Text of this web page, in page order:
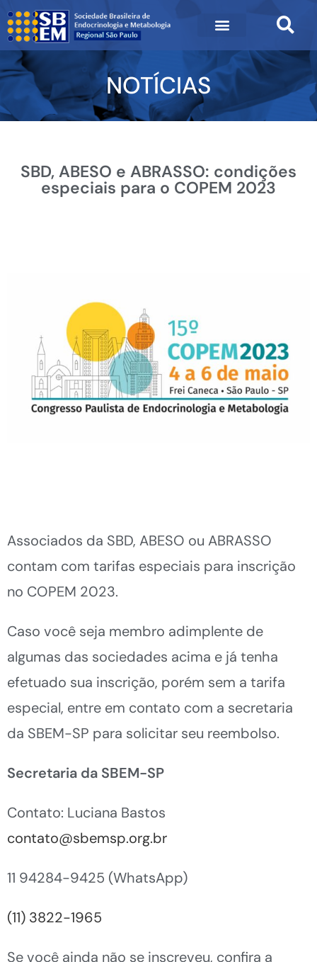
NOTÍCIAS
SBD, ABESO e ABRASSO: condições
especiais para o COPEM 2023
Associados da SBD, ABESO ou ABRASSO
contam com tarifas especiais para inscrição
no COPEM 2023.
Caso você seja membro adimplente de
algumas das sociedades acima e já tenha
efetuado sua inscrição, porém sem a tarifa
especial, entre em contato com a secretaria
da SBEM-SP para solicitar seu reembolso.
Secretaria da SBEM-SP
Contato: Luciana Bastos
contato@sbemsp.org.br
11 94284-9425 (WhatsApp)
(11) 3822-1965
Se você ainda não se inscreveu, confira a